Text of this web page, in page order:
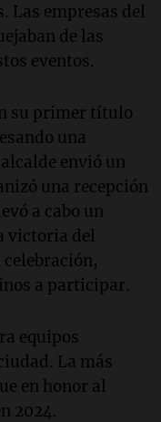
Las empresas del
de las
eventos.
su primer título
una
envió un
una recepción
a cabo un
victoria del
a participar.
equipos
La más
en honor al
2024.